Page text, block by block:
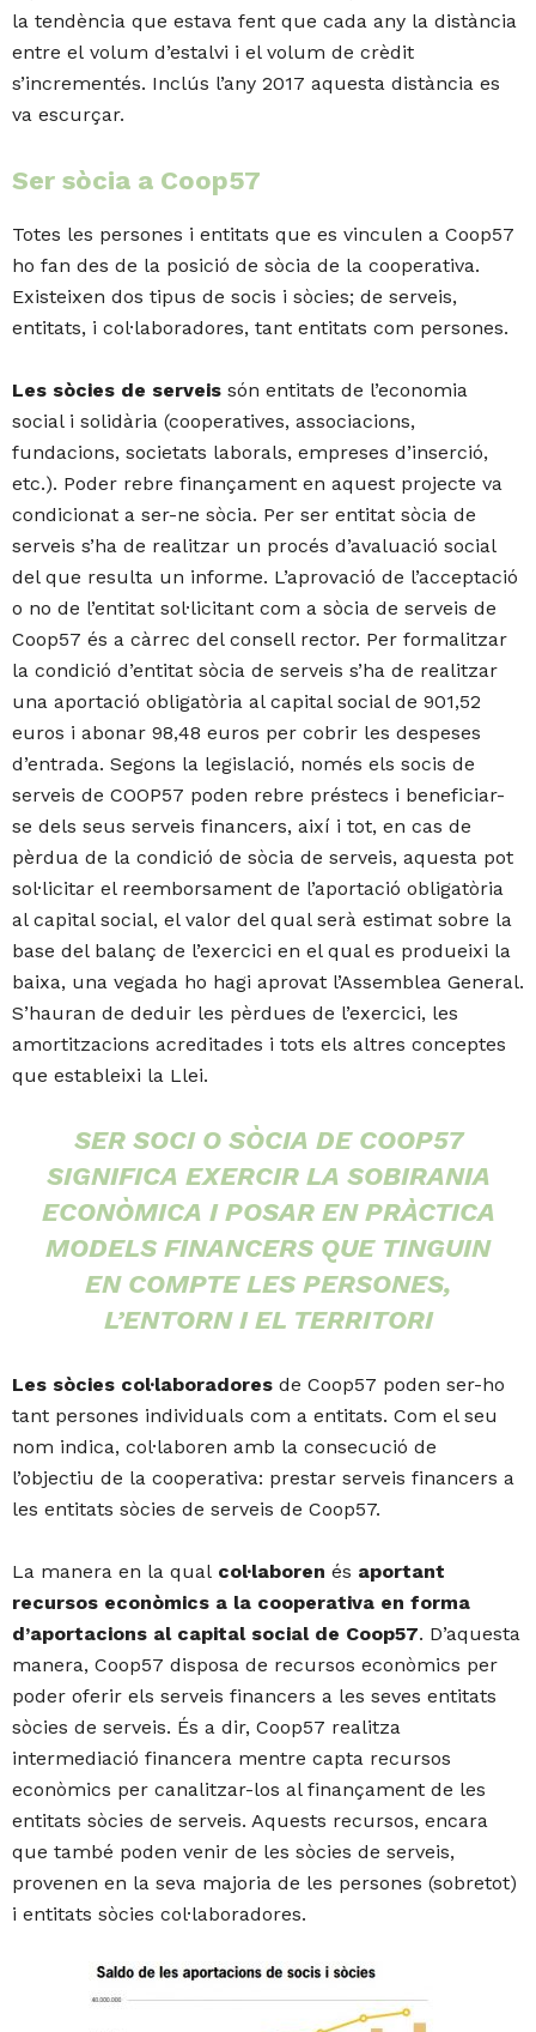
la tendència que estava fent que cada any la distància
entre el volum d’estalvi i el volum de crèdit
s’incrementés. Inclús l’any 2017 aquesta distància es
va escurçar.
Ser sòcia a Coop57
Totes les persones i entitats que es vinculen a Coop57
ho fan des de la posició de sòcia de la cooperativa.
Existeixen dos tipus de socis i sòcies; de serveis,
entitats, i col·laboradores, tant entitats com persones.
Les sòcies de serveis són entitats de l’economia
social i solidària (cooperatives, associacions,
fundacions, societats laborals, empreses d’inserció,
etc.). Poder rebre finançament en aquest projecte va
condicionat a ser-ne sòcia. Per ser entitat sòcia de
serveis s’ha de realitzar un procés d’avaluació social
del que resulta un informe. L’aprovació de l’acceptació
o no de l’entitat sol·licitant com a sòcia de serveis de
Coop57 és a càrrec del consell rector. Per formalitzar
la condició d’entitat sòcia de serveis s’ha de realitzar
una aportació obligatòria al capital social de 901,52
euros i abonar 98,48 euros per cobrir les despeses
d’entrada. Segons la legislació, només els socis de
serveis de COOP57 poden rebre préstecs i beneficiar-
se dels seus serveis financers, així i tot, en cas de
pèrdua de la condició de sòcia de serveis, aquesta pot
sol·licitar el reemborsament de l’aportació obligatòria
al capital social, el valor del qual serà estimat sobre la
base del balanç de l’exercici en el qual es produeixi la
baixa, una vegada ho hagi aprovat l’Assemblea General.
S’hauran de deduir les pèrdues de l’exercici, les
amortitzacions acreditades i tots els altres conceptes
que estableixi la Llei.
SER SOCI O SÒCIA DE COOP57
SIGNIFICA EXERCIR LA SOBIRANIA
ECONÒMICA I POSAR EN PRÀCTICA
MODELS FINANCERS QUE TINGUIN
EN COMPTE LES PERSONES,
L’ENTORN I EL TERRITORI
Les sòcies col·laboradores de Coop57 poden ser-ho
tant persones individuals com a entitats. Com el seu
nom indica, col·laboren amb la consecució de
l’objectiu de la cooperativa: prestar serveis financers a
les entitats sòcies de serveis de Coop57.
La manera en la qual col·laboren és aportant
recursos econòmics a la cooperativa en forma
d’aportacions al capital social de Coop57. D’aquesta
manera, Coop57 disposa de recursos econòmics per
poder oferir els serveis financers a les seves entitats
sòcies de serveis. És a dir, Coop57 realitza
intermediació financera mentre capta recursos
econòmics per canalitzar-los al finançament de les
entitats sòcies de serveis. Aquests recursos, encara
que també poden venir de les sòcies de serveis,
provenen en la seva majoria de les persones (sobretot)
i entitats sòcies col·laboradores.